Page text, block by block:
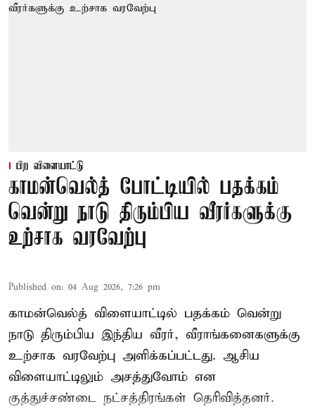
பிற விளையாட்டு
காமன்வெல்த் போட்டியில் பதக்கம்
வென்று நாடு திரும்பிய வீரர்களுக்கு
உற்சாக வரவேற்பு
Published on: 04 Aug 2026, 7:26 pm
காமன்வெல்த் விளையாட்டில் பதக்கம் வென்று
நாடு திரும்பிய இந்திய வீரர், வீராங்கனைகளுக்கு
உற்சாக வரவேற்பு அளிக்கப்பட்டது. ஆசிய
விளையாட்டிலும் அசத்துவோம் என
குத்துச்சண்டை நட்சத்திரங்கள் தெரிவித்தனர்.